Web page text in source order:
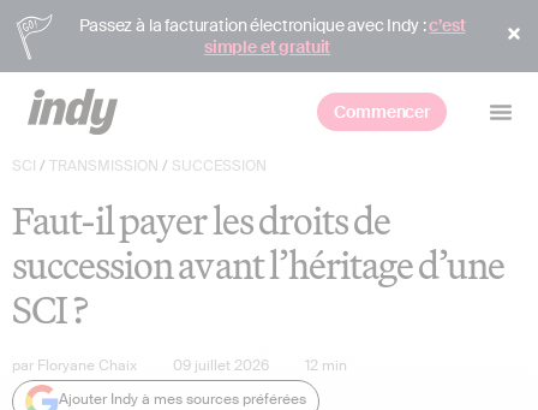
Passez à la facturation électronique avec Indy :c’est
simple et gratuit
Commencer
SCI / TRANSMISSION / SUCCESSION
Faut-il payer les droits de
succession avant l’héritage d’une
SCI ?
par Floryane Chaix 09 juillet 2026 12 min
Ajouter Indy à mes sources préférées